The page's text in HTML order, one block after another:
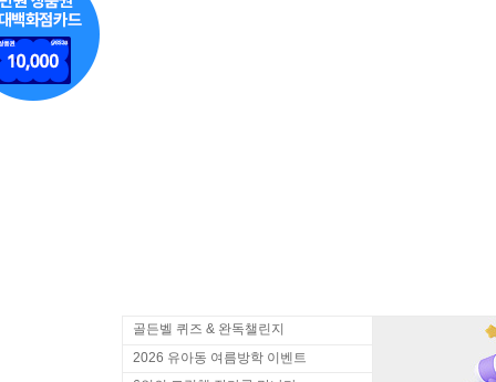
골든벨 퀴즈 & 완독챌린지
2026 유아동 여름방학 이벤트